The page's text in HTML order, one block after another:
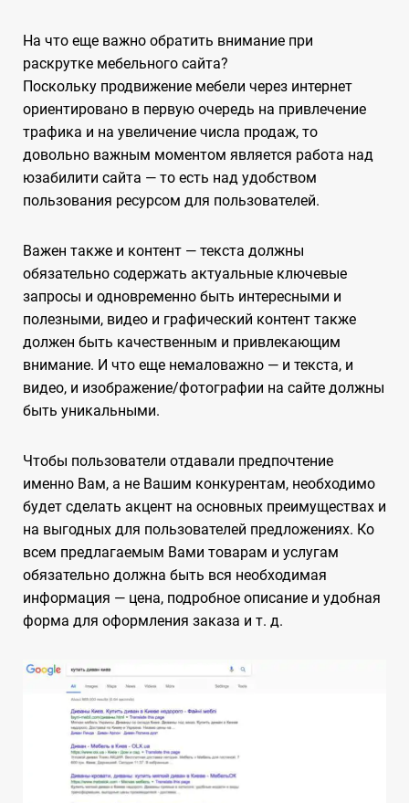
На что еще важно обратить внимание при
раскрутке мебельного сайта?
Поскольку продвижение мебели через интернет
ориентировано в первую очередь на привлечение
трафика и на увеличение числа продаж, то
довольно важным моментом является работа над
юзабилити сайта — то есть над удобством
пользования ресурсом для пользователей.
Важен также и контент — текста должны
обязательно содержать актуальные ключевые
запросы и одновременно быть интересными и
полезными, видео и графический контент также
должен быть качественным и привлекающим
внимание. И что еще немаловажно — и текста, и
видео, и изображение/фотографии на сайте должны
быть уникальными.
Чтобы пользователи отдавали предпочтение
именно Вам, а не Вашим конкурентам, необходимо
будет сделать акцент на основных преимуществах и
на выгодных для пользователей предложениях. Ко
всем предлагаемым Вами товарам и услугам
обязательно должна быть вся необходимая
информация — цена, подробное описание и удобная
форма для оформления заказа и т. д.